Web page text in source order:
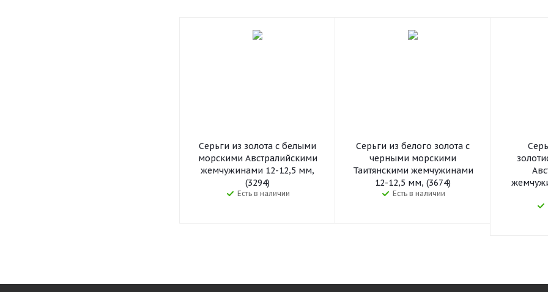
Серьги из золота с белыми
морскими Австралийскими
жемчужинами 12-12,5 мм,
(3294)
Есть в наличии
Серьги из белого золота с
черными морскими
Таитянскими жемчужинами
12-12,5 мм, (3674)
Есть в наличии